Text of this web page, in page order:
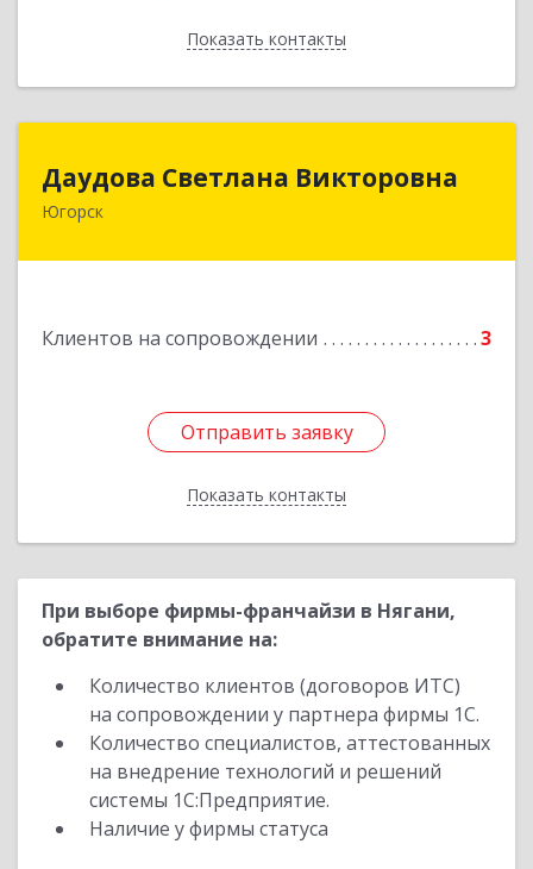
Показать контакты
Назад
Даудова Светлана Викторовна
Югорск
Клиентов на сопровождении 3
Отправить заявку
Показать контакты
Отправить заявку
Назад
При выборе фирмы-франчайзи в Нягани,
обратите внимание на:
Количество клиентов (договоров ИТС)
на сопровождении у партнера фирмы 1С.
Количество специалистов, аттестованных
на внедрение технологий и решений
системы 1С:Предприятие.
Наличие у фирмы статуса